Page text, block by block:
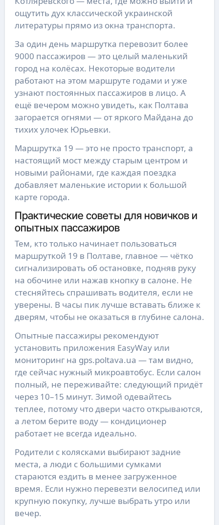
ощутить дух классической украинской
литературы прямо из окна транспорта.
За один день маршрутка перевозит более
9000 пассажиров — это целый маленький
город на колёсах. Некоторые водители
работают на этом маршруте годами и уже
узнают постоянных пассажиров в лицо. А
ещё вечером можно увидеть, как Полтава
загорается огнями — от яркого Майдана до
тихих улочек Юрьевки.
Маршрутка 19 — это не просто транспорт, а
настоящий мост между старым центром и
новыми районами, где каждая поездка
добавляет маленькие истории к большой
карте города.
Практические советы для новичков и
опытных пассажиров
Тем, кто только начинает пользоваться
маршруткой 19 в Полтаве, главное — чётко
сигнализировать об остановке, подняв руку
на обочине или нажав кнопку в салоне. Не
стесняйтесь спрашивать водителя, если не
уверены. В часы пик лучше вставать ближе к
дверям, чтобы не оказаться в глубине салона.
Опытные пассажиры рекомендуют
установить приложения EasyWay или
мониторинг на gps.poltava.ua — там видно,
где сейчас нужный микроавтобус. Если салон
полный, не переживайте: следующий придёт
через 10–15 минут. Зимой одевайтесь
теплее, потому что двери часто открываются,
а летом берите воду — кондиционер
работает не всегда идеально.
Родители с колясками выбирают задние
места, а люди с большими сумками
стараются ездить в менее загруженное
время. Если нужно перевезти велосипед или
крупную покупку, лучше выбрать утро или
вечер.